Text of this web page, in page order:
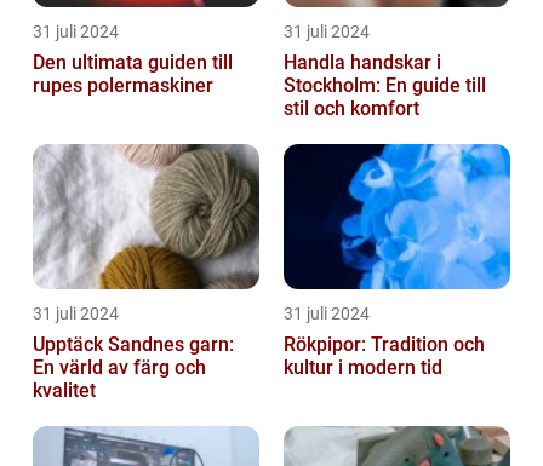
31 juli 2024
Den ultimata guiden till
rupes polermaskiner
31 juli 2024
Handla handskar i
Stockholm: En guide till
stil och komfort
31 juli 2024
Upptäck Sandnes garn:
En värld av färg och
kvalitet
31 juli 2024
Rökpipor: Tradition och
kultur i modern tid